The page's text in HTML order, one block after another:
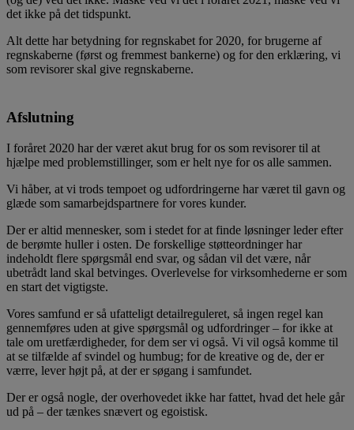
det ikke på det tidspunkt.
Alt dette har betydning for regnskabet for 2020, for brugerne af
regnskaberne (først og fremmest bankerne) og for den erklæring, vi
som revisorer skal give regnskaberne.
Afslutning
I foråret 2020 har der været akut brug for os som revisorer til at
hjælpe med problemstillinger, som er helt nye for os alle sammen.
Vi håber, at vi trods tempoet og udfordringerne har været til gavn og
glæde som samarbejdspartnere for vores kunder.
Der er altid mennesker, som i stedet for at finde løsninger leder efter
de berømte huller i osten. De forskellige støtteordninger har
indeholdt flere spørgsmål end svar, og sådan vil det være, når
ubetrådt land skal betvinges. Overlevelse for virksomhederne er som
en start det vigtigste.
Vores samfund er så ufatteligt detailreguleret, så ingen regel kan
gennemføres uden at give spørgsmål og udfordringer – for ikke at
tale om uretfærdigheder, for dem ser vi også. Vi vil også komme til
at se tilfælde af svindel og humbug; for de kreative og de, der er
værre, lever højt på, at der er søgang i samfundet.
Der er også nogle, der overhovedet ikke har fattet, hvad det hele går
ud på – der tænkes snævert og egoistisk.